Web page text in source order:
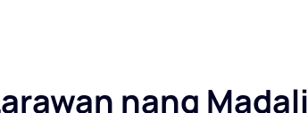
nang Madali